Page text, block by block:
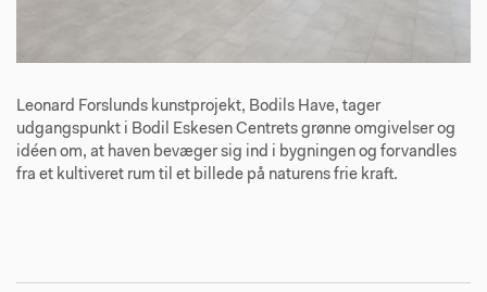
Leonard Forslunds kunstprojekt, Bodils Have, tager
udgangspunkt i Bodil Eskesen Centrets grønne omgivelser og
idéen om, at haven bevæger sig ind i bygningen og forvandles
fra et kultiveret rum til et billede på naturens frie kraft.